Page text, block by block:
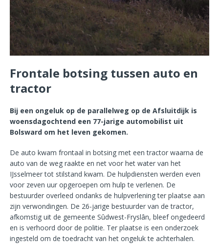
Frontale botsing tussen auto en
tractor
Bij een ongeluk op de parallelweg op de Afsluitdijk is
woensdagochtend een 77-jarige automobilist uit
Bolsward om het leven gekomen.
De auto kwam frontaal in botsing met een tractor waarna de
auto van de weg raakte en net voor het water van het
IJsselmeer tot stilstand kwam. De hulpdiensten werden even
voor zeven uur opgeroepen om hulp te verlenen. De
bestuurder overleed ondanks de hulpverlening ter plaatse aan
zijn verwondingen. De 26-jarige bestuurder van de tractor,
afkomstig uit de gemeente Sûdwest-Fryslân, bleef ongedeerd
en is verhoord door de politie. Ter plaatse is een onderzoek
ingesteld om de toedracht van het ongeluk te achterhalen.